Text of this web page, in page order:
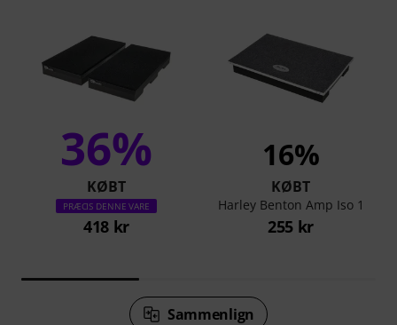
36%
KØBT
PRÆCIS DENNE VARE
418 kr
16%
KØBT
Harley Benton Amp Iso 1
255 kr
Sammenlign